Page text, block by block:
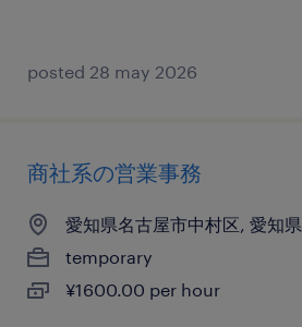
posted 28 may 2026
商社系の営業事務
愛知県名古屋市中村区, 愛知県
temporary
¥1600.00 per hour